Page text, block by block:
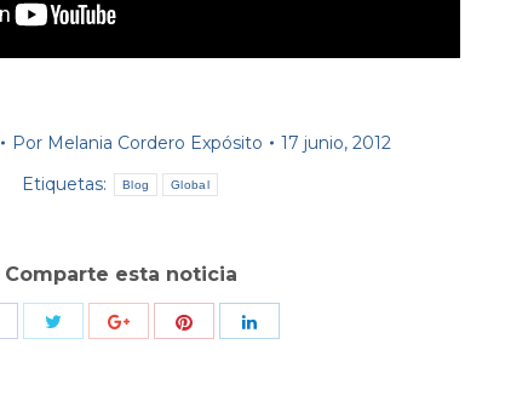
Por Melania Cordero Expósito
17 junio, 2012
Etiquetas:
Blog Global
Comparte esta noticia
Compartir
Compartir Compartir Compartir